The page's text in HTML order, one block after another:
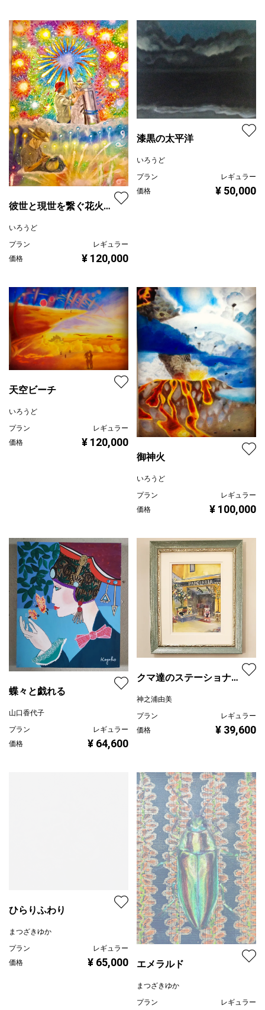
彼世と現世を繋ぐ花火師
いろうど
プラン
レギュラー
価格
¥ 120,000
漆黒の太平洋
いろうど
プラン
レギュラー
価格
¥ 50,000
天空ビーチ
いろうど
プラン
レギュラー
価格
¥ 120,000
御神火
いろうど
プラン
レギュラー
価格
¥ 100,000
蝶々と戯れる
山口香代子
プラン
レギュラー
価格
¥ 64,600
クマ達のステーショナリ
神之浦由美
プラン
レギュラー
価格
¥ 39,600
ひらりふわり
まつざきゆか
プラン
レギュラー
価格
¥ 65,000 エメラルド
まつざきゆか
プラン
レギュラー